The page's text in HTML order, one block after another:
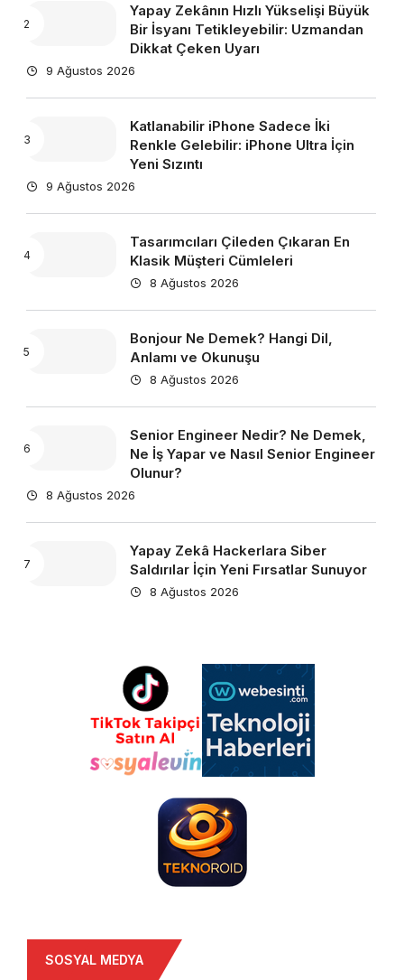
Yapay Zekânın Hızlı Yükselişi Büyük
Bir İsyanı Tetikleyebilir: Uzmandan
Dikkat Çeken Uyarı
9 Ağustos 2026
Katlanabilir iPhone Sadece İki
Renkle Gelebilir: iPhone Ultra İçin
Yeni Sızıntı
9 Ağustos 2026
Tasarımcıları Çileden Çıkaran En
Klasik Müşteri Cümleleri
8 Ağustos 2026
Bonjour Ne Demek? Hangi Dil,
Anlamı ve Okunuşu
8 Ağustos 2026
Senior Engineer Nedir? Ne Demek,
Ne İş Yapar ve Nasıl Senior Engineer
Olunur?
8 Ağustos 2026
Yapay Zekâ Hackerlara Siber
Saldırılar İçin Yeni Fırsatlar Sunuyor
8 Ağustos 2026
SOSYAL MEDYA